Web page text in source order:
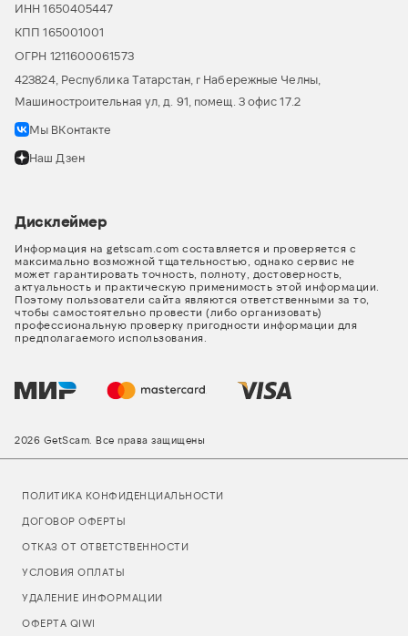
ИНН 1650405447
КПП 165001001
ОГРН 1211600061573
423824, Республика Татарстан, г Набережные Челны,
Машиностроительная ул, д. 91, помещ. 3 офис 17.2
Мы ВКонтакте
Наш Дзен
Дисклеймер
Информация на getscam.com составляется и проверяется с
максимально возможной тщательностью, однако сервис не
может гарантировать точность, полноту, достоверность,
актуальность и практическую применимость этой информации.
Поэтому пользователи сайта являются ответственными за то,
чтобы самостоятельно провести (либо организовать)
профессиональную проверку пригодности информации для
предполагаемого использования.
2026 GetScam. Все права защищены
ПОЛИТИКА КОНФИДЕНЦИАЛЬНОСТИ
ДОГОВОР ОФЕРТЫ
ОТКАЗ ОТ ОТВЕТСТВЕННОСТИ
УСЛОВИЯ ОПЛАТЫ
УДАЛЕНИЕ ИНФОРМАЦИИ
ОФЕРТА QIWI